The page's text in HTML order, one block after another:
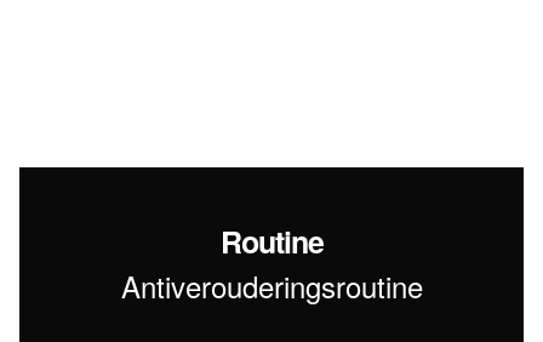
Routine
Antiverouderingsroutine